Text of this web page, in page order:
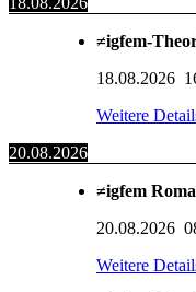
≠igfem-
18.08.2026
Weitere
20.08.2026
≠igfem
20.08.2026
Weitere